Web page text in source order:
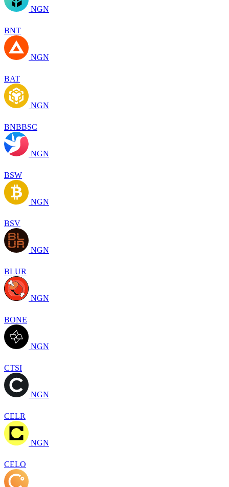
NGN
BNT
NGN
BAT
NGN
BNBBSC
NGN
BSW
NGN
BSV
NGN
BLUR
NGN
BONE
NGN
CTSI
NGN
CELR
NGN
CELO